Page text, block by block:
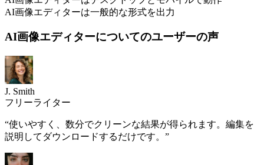
AI画像エディターは一般的な形式を出力
AI画像エディターについてのユーザーの声
J. Smith
フリーライター
“使いやすく、数分でクリーンな結果が得られます。編集を
説明してダウンロードするだけです。 ”